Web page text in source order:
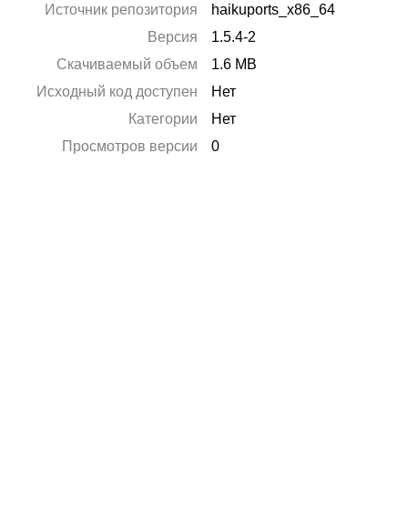
Источник репозитория
haikuports_x86_64
Версия
1.5.4-2
Скачиваемый объем
1.6 MB
Исходный код доступен
Нет
Категории
Нет
Просмотров версии
0